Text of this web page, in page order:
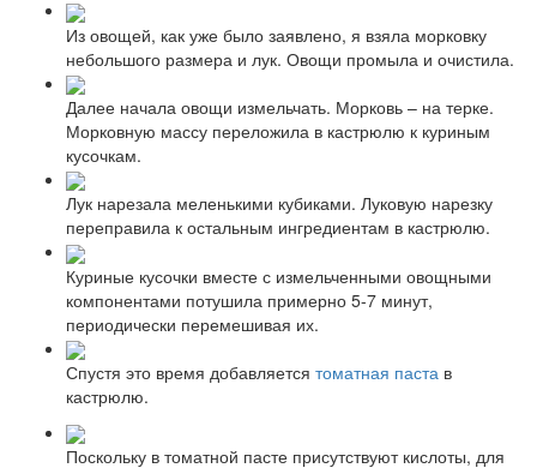
Из овощей, как уже было заявлено, я взяла морковку
небольшого размера и лук. Овощи промыла и очистила.
Далее начала овощи измельчать. Морковь – на терке.
Морковную массу переложила в кастрюлю к куриным
кусочкам.
Лук нарезала меленькими кубиками. Луковую нарезку
переправила к остальным ингредиентам в кастрюлю.
Куриные кусочки вместе с измельченными овощными
компонентами потушила примерно 5-7 минут,
периодически перемешивая их.
Спустя это время добавляется томатная паста в
кастрюлю.
Поскольку в томатной пасте присутствуют кислоты, для